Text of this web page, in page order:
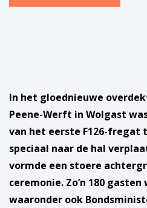
In het gloednieuwe
Peene-Werft in Wolgast
van het eerste F126-fregat
speciaal naar de hal
vormde een stoere
ceremonie. Zo’n 180
waaronder ook